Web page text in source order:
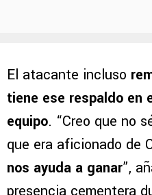
El atacante incluso
tiene ese respaldo en
equipo. “Creo que no